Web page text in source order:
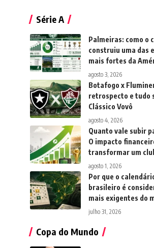
Série A
Palmeiras: como o
construiu uma das
mais fortes da
agosto 3, 2026
Botafogo x
retrospecto e tudo
Clássico Vovô
agosto 4, 2026
Quanto vale subir
O impacto
transformar um
agosto 1, 2026
Por que o
brasileiro é
mais exigentes do
julho 31, 2026
Copa do Mundo